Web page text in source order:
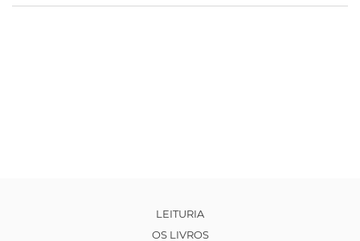
LEITURIA
OS LIVROS